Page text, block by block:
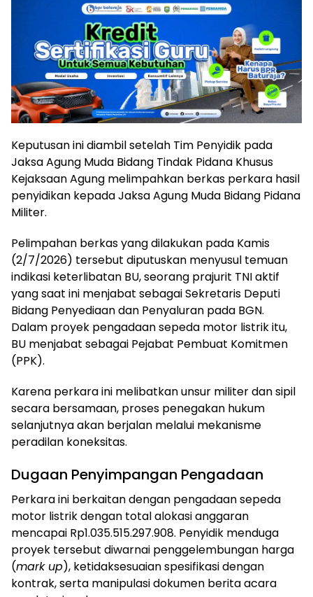
Keputusan ini diambil setelah Tim Penyidik pada
Jaksa Agung Muda Bidang Tindak Pidana Khusus
Kejaksaan Agung melimpahkan berkas perkara hasil
penyidikan kepada Jaksa Agung Muda Bidang Pidana
Militer.
Pelimpahan berkas yang dilakukan pada Kamis
(2/7/2026) tersebut diputuskan menyusul temuan
indikasi keterlibatan BU, seorang prajurit TNI aktif
yang saat ini menjabat sebagai Sekretaris Deputi
Bidang Penyediaan dan Penyaluran pada BGN.
Dalam proyek pengadaan sepeda motor listrik itu,
BU menjabat sebagai Pejabat Pembuat Komitmen
(PPK).
Karena perkara ini melibatkan unsur militer dan sipil
secara bersamaan, proses penegakan hukum
selanjutnya akan berjalan melalui mekanisme
peradilan koneksitas.
Dugaan Penyimpangan Pengadaan
Perkara ini berkaitan dengan pengadaan sepeda
motor listrik dengan total alokasi anggaran
mencapai Rp1.035.515.297.908. Penyidik menduga
proyek tersebut diwarnai penggelembungan harga
(mark up), ketidaksesuaian spesifikasi dengan
kontrak, serta manipulasi dokumen berita acara